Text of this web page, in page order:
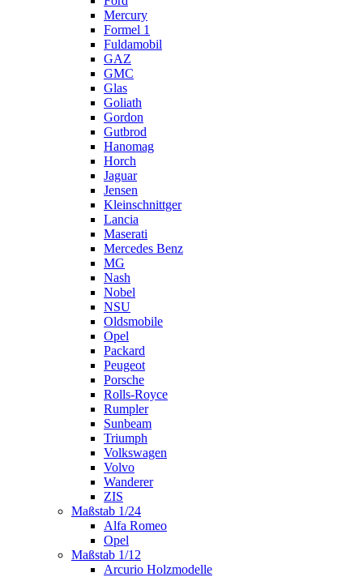
Mercury
Formel 1
Fuldamobil
GAZ
GMC
Glas
Goliath
Gordon
Gutbrod
Hanomag
Horch
Jaguar
Jensen
Kleinschnittger
Lancia
Maserati
Mercedes Benz
MG
Nash
Nobel
NSU
Oldsmobile
Opel
Packard
Peugeot
Porsche
Rolls-Royce
Rumpler
Sunbeam
Triumph
Volkswagen
Volvo
Wanderer
ZIS
Maßstab 1/24
Alfa Romeo
Opel
Maßstab 1/12
Arcurio Holzmodelle